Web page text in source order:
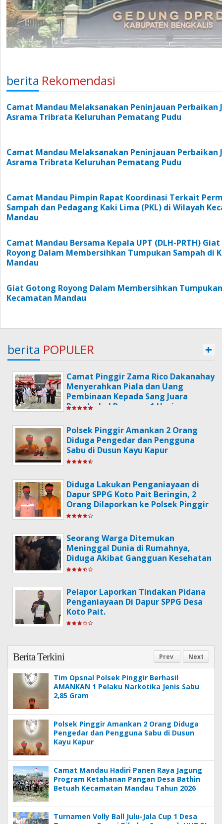
berita Rekomendasi
Camat Mandau Melaksanakan Peninjauan Perbaikan
Asrama Tribrata Keluruhan Pematang Pudu
Camat Mandau Melaksanakan Peninjauan Perbaikan
Asrama Tribrata Keluruhan Pematang Pudu
Camat Mandau Pimpin Rapat Koordinasi Terkait
Sampah dan Pedagang Kaki Lima (PKL) di Wilayah
Mandau
Camat Mandau Bersama Kepala UPT (DLH-PRTH)
Royong Dalam Membersihkan Tumpukan Sampah di
Mandau
Giat Gotong Royong Dalam Membersihkan
Kecamatan Mandau
berita POPULER +
Camat Pinggir Zama Rico Dakanahay
Menyerahkan Piala dan Uang
Pembinaan Kepada Sang Juara
Poradeskel Bermasa 1 Usai
Kemerdekaan RI Ke-79.
Polsek Pinggir Amankan 2 Orang
Diduga Pengedar dan Pengguna
Sabu di Dusun Kayu Kapur
Diduga Lakukan Penganiayaan di
Dapur SPPG Koto Pait Beringin, 2
Orang Dilaporkan ke Polsek Pinggir
Seorang Warga Ditemukan
Meninggal Dunia di Rumahnya,
Diduga Akibat Gangguan Kesehatan
Pelapor Laporkan Tindakan Pidana
Penganiayaan Di Dapur SPPG Desa
Koto Pait.
Prev Next
Berita Terkini
Tim Opsnal Polsek Pinggir Berhasil
AMANKAN 1 Pelaku Narkotika Jenis Sabu
2,85 Gram
Polsek Pinggir Amankan 2 Orang Diduga
Pengedar dan Pengguna Sabu di Dusun
Kayu Kapur
Camat Mandau Hadiri Panen Raya Jagung
Program Ketahanan Pangan Desa Bathin
Betuah Kecamatan Mandau Tahun 2026
Turnamen Volly Ball Julu-Jala Cup 1 Desa